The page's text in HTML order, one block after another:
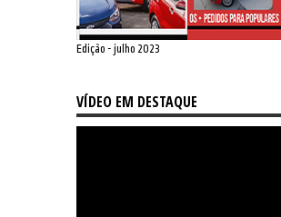
Edição - julho 2023
VÍDEO EM DESTAQUE